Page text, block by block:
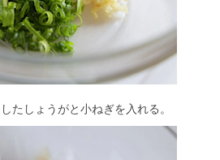
しょうがと小ねぎを入れる。